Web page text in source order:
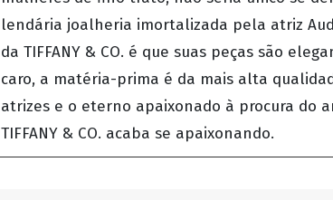
lendária joalheria imortalizada pela atriz
da TIFFANY & CO. é que suas peças são
caro, a matéria-prima é da mais alta
atrizes e o eterno apaixonado à procura do
TIFFANY & CO. acaba se apaixonando.